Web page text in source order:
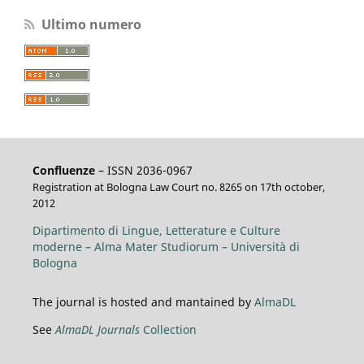
Ultimo numero
Confluenze– ISSN 2036-0967
Registration at Bologna Law Court no. 8265 on 17th october,
2012
Dipartimento di Lingue, Letterature e Culture
moderne – Alma Mater Studiorum – Università di
Bologna
The journal is hosted and mantained by AlmaDL
SeeAlmaDL JournalsCollection